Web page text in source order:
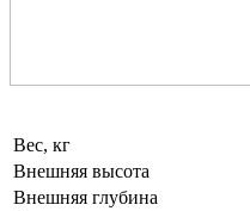
Вес, кг
Внешняя высота
Внешняя глубина